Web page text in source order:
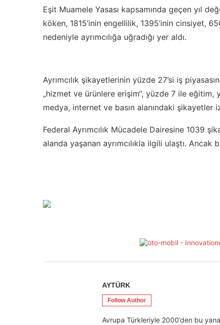
Eşit Muamele Yasası kapsamında geçen yıl
köken, 1815’inin engellilik, 1395’inin cinsiyet,
nedeniyle ayrımcılığa uğradığı yer aldı.
Ayrımcılık şikayetlerinin yüzde 27’si iş
„hizmet ve ürünlere erişim“, yüzde 7 ile
medya, internet ve basın alanındaki şikayetler
Federal Ayrımcılık Mücadele Dairesine 1039
alanda yaşanan ayrımcılıkla ilgili ulaştı.
AYTÜRK
Follow Author
Avrupa Türkleriyle 2000’den bu